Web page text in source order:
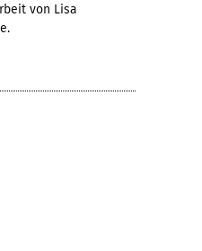
von Lisa